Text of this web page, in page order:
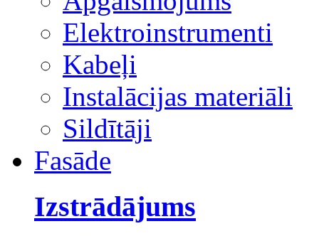
Elektroinstrumenti
Kabeļi
Instalācijas materiāli
Sildītāji
Fasāde
Izstrādājums